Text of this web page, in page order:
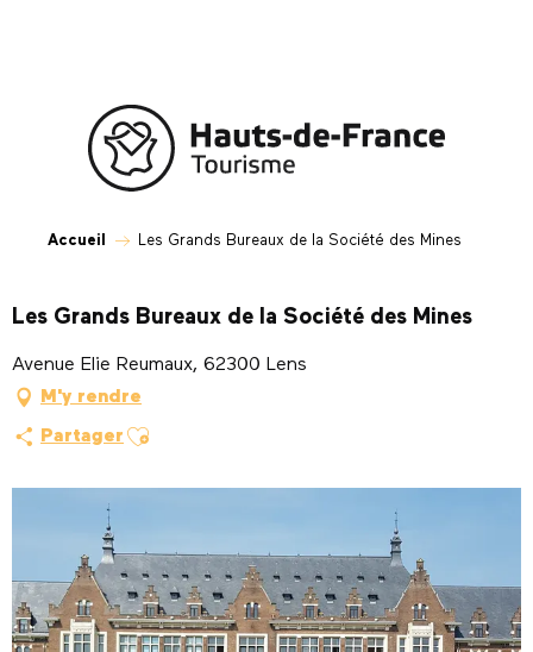
Accueil Les Grands Bureaux de la Société des Mines
Les Grands Bureaux de la Société des Mines
Avenue Elie Reumaux, 62300 Lens
M'y rendre
Partager Ajouter aux favoris